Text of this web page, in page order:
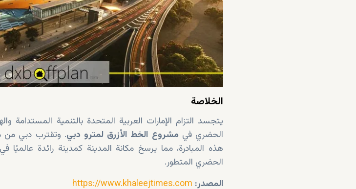
الخلاصة
يتجسد التزام الإمارات العربية المتحدة بالتنمية المستدامة
الحضري في مشروع الخط الأزرق لمترو دبي. وتقترب دبي
هذه المبادرة، مما يرسخ مكانة المدينة كمدينة رائدة عالميًا
الحضري المتطور.
المصدر: https://www.khaleejtimes.com